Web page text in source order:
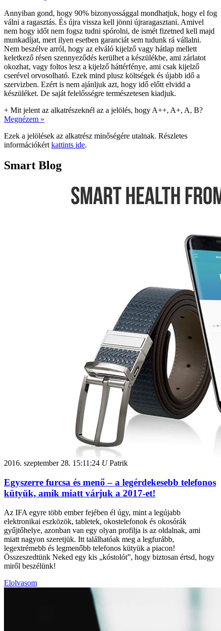
Annyiban gond, hogy 90% bizonyossággal mondhatjuk, hogy el fog
válni a ragasztás. És újra vissza kell jönni újraragasztani. Amivel
nem hogy időt nem fogsz tudni spórolni, de ismét fizetned kell majd
munkadíjat, mert ilyen esetben garanciát sem tudunk rá vállalni.
Nem beszélve arról, hogy az elváló kijelző vagy hátlap mellett
keletkező résen szennyeződés kerülhet a készülékbe, ami zárlatot
okozhat, vagy foltos lesz a kijelző háttérfénye, ami csak kijelző
cserével orvosolható. Ezek mind plusz költségek és újabb idő a
szervizben. Ezért is nem ajánljuk azt, hogy idő előtt elvidd a
készüléket. De saját felelősségre természetesen kiadjuk.
+ Mit jelent az alkatrészeknél az a jelölés, hogy A++, A+, A, B?
Megnézem »
Ezek a jelölések az alkatrész minőségére utalnak. Részletes
információkért kattints ide.
Smart Blog
2016. szeptember 28. 15:11:24 UPatrik
Egyszerre furcsa és menő – a legérdekesebb telefonos
kütyük, amik miatt várjuk a 2017-et!
Az IFA egyre több ember fejében él úgy, mint a legújabb
elektronikai eszközök, tabletek, okostelefonok és okosórák
gyűjtőhelye, azonban van egy olyan profilja is az oldalnak, ami
miatt nagyon szeretjük. Itt találhatóak meg a legfurább,
legextrémebb és legmenőbb telefonos kütyük a piacon!
Összeszedtünk Neked egy kis „kóstolót”, hogy biztosan értsd, hogy
miről beszélünk!
Elolvasom